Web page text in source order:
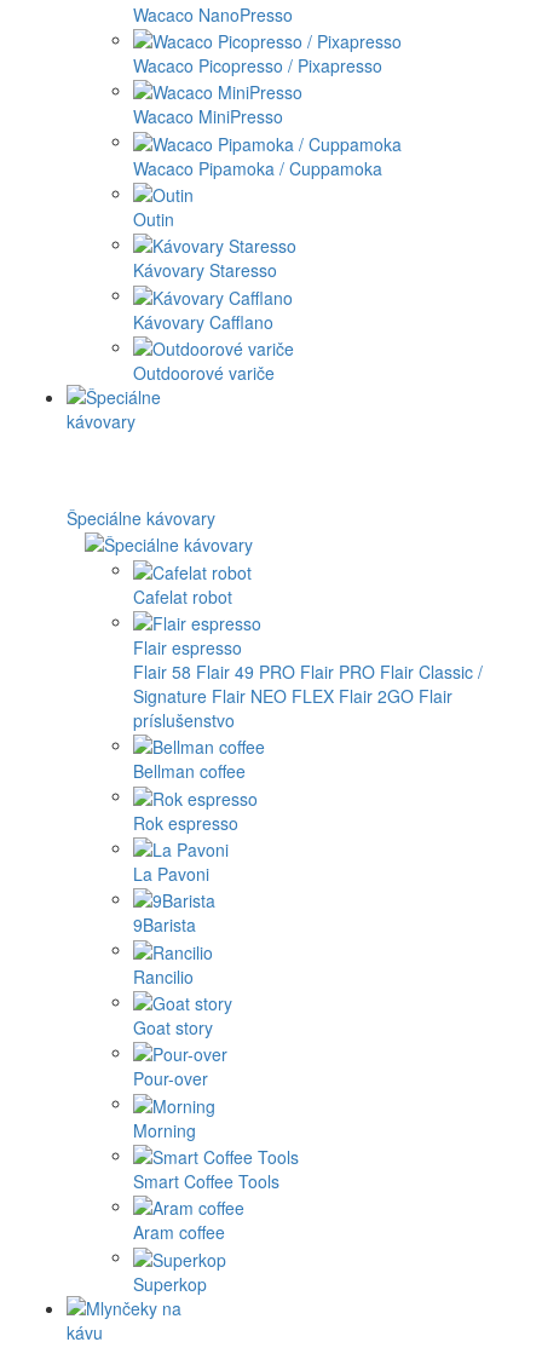
Wacaco NanoPresso
Wacaco Picopresso / Pixapresso
Wacaco MiniPresso
Wacaco Pipamoka / Cuppamoka
Outin
Kávovary Staresso
Kávovary Cafflano
Outdoorové variče
Špeciálne kávovary
Cafelat robot
Flair espresso
Flair 58 Flair 49 PRO Flair PRO Flair Classic /
Signature Flair NEO FLEX Flair 2GO Flair
príslušenstvo
Bellman coffee
Rok espresso
La Pavoni
9Barista
Rancilio
Goat story
Pour-over
Morning
Smart Coffee Tools
Aram coffee
Superkop